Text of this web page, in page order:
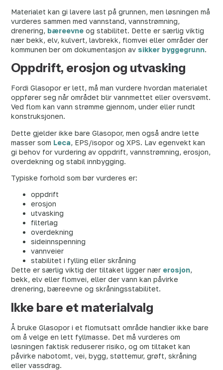
Materialet kan gi lavere last på grunnen, men løsningen må
vurderes sammen med vannstand, vannstrømning,
drenering, bæreevne og stabilitet. Dette er særlig viktig
nær bekk, elv, kulvert, lavbrekk, flomvei eller områder der
kommunen ber om dokumentasjon av sikker byggegrunn.
Oppdrift, erosjon og utvasking
Fordi Glasopor er lett, må man vurdere hvordan materialet
oppfører seg når området blir vannmettet eller oversvømt.
Ved flom kan vann strømme gjennom, under eller rundt
konstruksjonen.
Dette gjelder ikke bare Glasopor, men også andre lette
masser som Leca, EPS/isopor og XPS. Lav egenvekt kan
gi behov for vurdering av oppdrift, vannstrømning, erosjon,
overdekning og stabil innbygging.
Typiske forhold som bør vurderes er:
oppdrift
erosjon
utvasking
filterlag
overdekning
sideinnspenning
vannveier
stabilitet i fylling eller skråning
Dette er særlig viktig der tiltaket ligger nær erosjon,
bekk, elv eller flomvei, eller der vann kan påvirke
drenering, bæreevne og skråningsstabilitet.
Ikke bare et materialvalg
Å bruke Glasopor i et flomutsatt område handler ikke bare
om å velge en lett fyllmasse. Det må vurderes om
løsningen faktisk reduserer risiko, og om tiltaket kan
påvirke nabotomt, vei, bygg, støttemur, grøft, skråning
eller vassdrag.